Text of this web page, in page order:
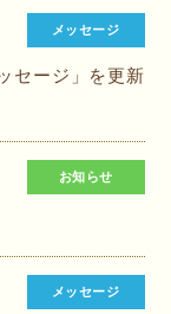
メッセージ
セージ」を更新
お知らせ
メッセージ